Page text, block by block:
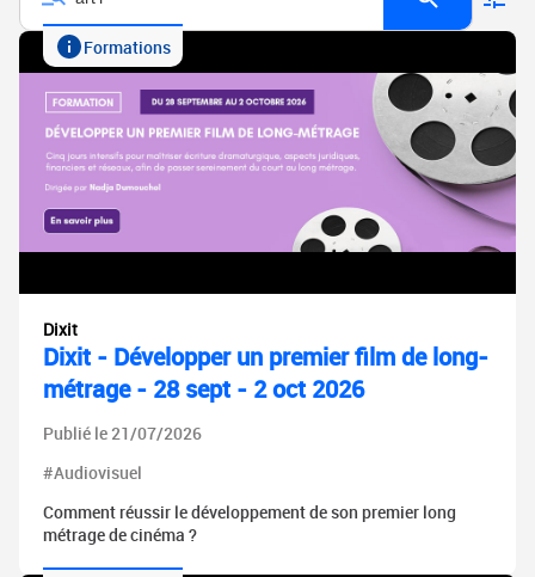
Formations
Dixit
Dixit - Développer un premier film de long-
métrage - 28 sept - 2 oct 2026
Publié le 21/07/2026
#Audiovisuel
Comment réussir le développement de son premier long
métrage de cinéma ?